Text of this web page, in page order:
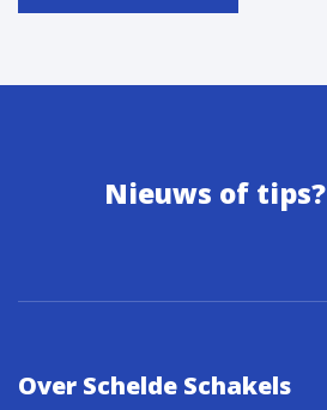
Nieuws of tips?
Over Schelde Schakels